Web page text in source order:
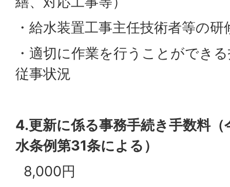
・給水装置工事主任技術者等の
・適切に作業を行うことができ
従事状況
4.更新に係る事務手続き手数料（
水条例第31条による）
8,000円